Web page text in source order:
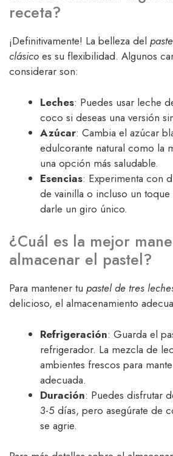
receta?
¡Definitivamente! La belleza del
clásico es su flexibilidad. Algunos
considerar son:
Leches: Puedes usar leche
coco si deseas una versión
Azúcar: Cambia el azúcar
edulcorante natural como la
una opción más saludable.
Esencias: Experimenta con
de vainilla o incluso un toque
darle un giro único.
¿Cuál es la mejor
almacenar el pastel?
Para mantener tu pastel de tres
delicioso, el almacenamiento
Refrigeración: Guarda el
refrigerador. La mezcla de
ambientes frescos para
adecuada.
Duración: Puedes disfrutar
3-5 días, pero asegúrate de
se agrie.